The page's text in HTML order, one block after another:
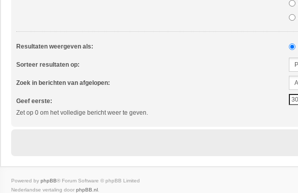
Resultaten weergeven als:
Sorteer resultaten op:
Zoek in berichten van afgelopen:
Geef eerste:
Zet op 0 om het volledige bericht weer te geven.
Powered by phpBB® Forum Software © phpBB Limited
Nederlandse vertaling door phpBB.nl